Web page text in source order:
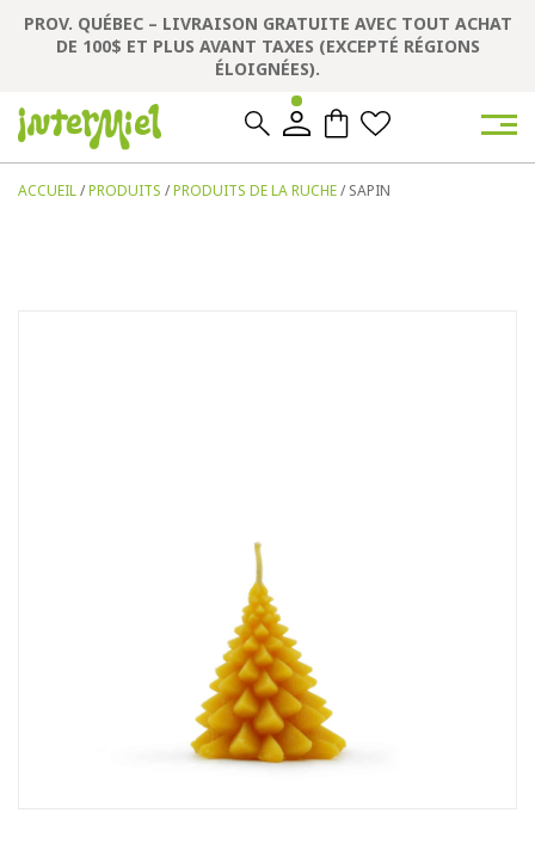
PROV. QUÉBEC – LIVRAISON GRATUITE AVEC TOUT ACHAT
DE 100$ ET PLUS AVANT TAXES (EXCEPTÉ RÉGIONS
ÉLOIGNÉES).
0
ACCUEIL/PRODUITS /PRODUITS DE LA RUCHE/ SAPIN